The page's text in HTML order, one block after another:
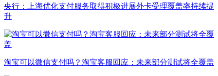
央行：上海优化支付服务取得积极进展外卡受理覆盖率持续提
升
淘宝可以微信支付吗？淘宝客服回应：未来部分测试将全覆盖